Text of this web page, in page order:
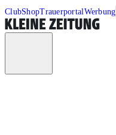
ClubShopTrauerportalWerbung